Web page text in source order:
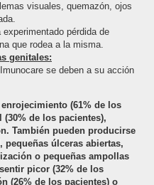
visuales, quemazón, ojos
pérdida de
que rodea a la misma.
genitales:
se deben a su acción
(61% de los
de los pacientes),
También pueden producirse
úlceras abiertas,
o pequeñas ampollas
picor (32% de los
(26% de los pacientes) o